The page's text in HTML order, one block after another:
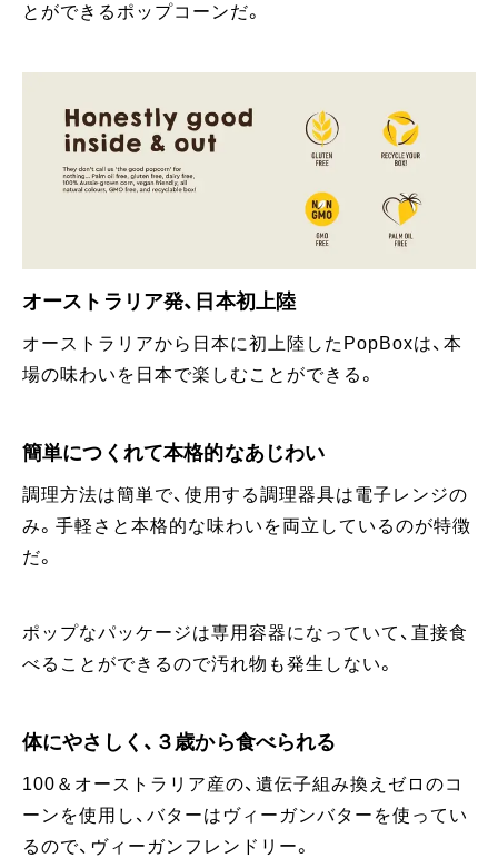
とができるポップコーンだ。
オーストラリア発、日本初上陸
オーストラリアから日本に初上陸したPopBoxは、本
場の味わいを日本で楽しむことができる。
簡単につくれて本格的なあじわい
調理方法は簡単で、使用する調理器具は電子レンジの
み。手軽さと本格的な味わいを両立しているのが特徴
だ。
ポップなパッケージは専用容器になっていて、直接食
べることができるので汚れ物も発生しない。
体にやさしく、３歳から食べられる
100＆オーストラリア産の、遺伝子組み換えゼロのコ
ーンを使用し、バターはヴィーガンバターを使ってい
るので、ヴィーガンフレンドリー。